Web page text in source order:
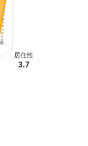
居住性
3.7